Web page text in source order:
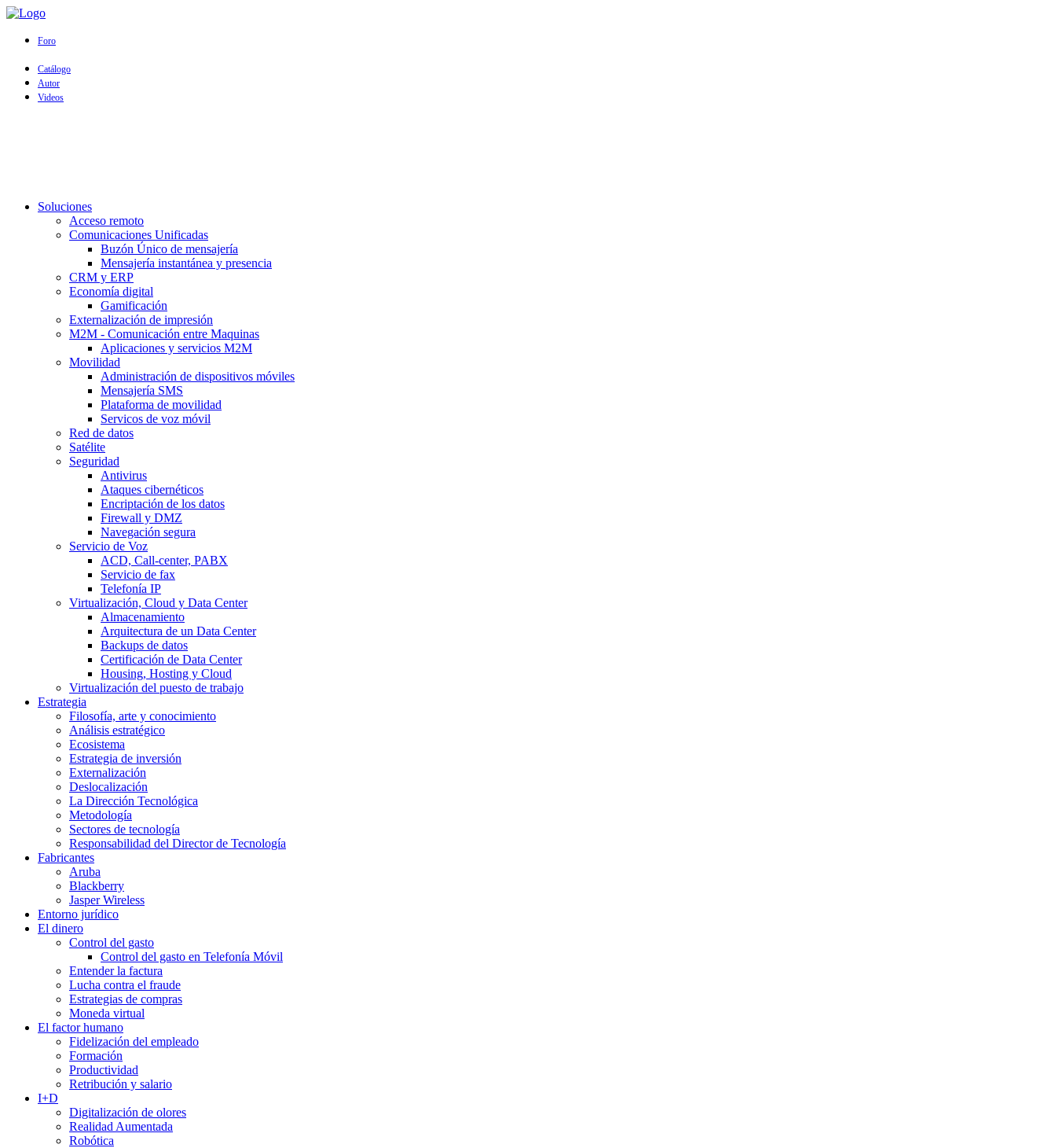
Foro
Catálogo
Autor
Videos
Soluciones
Acceso remoto
Comunicaciones Unificadas
Buzón Único de mensajería
Mensajería instantánea y presencia
CRM y ERP
Economía digital
Gamificación
Externalización de impresión
M2M - Comunicación entre Maquinas
Aplicaciones y servicios M2M
Movilidad
Administración de dispositivos móviles
Mensajería SMS
Plataforma de movilidad
Servicos de voz móvil
Red de datos
Satélite
Seguridad
Antivirus
Ataques cibernéticos
Encriptación de los datos
Firewall y DMZ
Navegación segura
Servicio de Voz
ACD, Call-center, PABX
Servicio de fax
Telefonía IP
Virtualización, Cloud y Data Center
Almacenamiento
Arquitectura de un Data Center
Backups de datos
Certificación de Data Center
Housing, Hosting y Cloud
Virtualización del puesto de trabajo
Estrategia
Filosofía, arte y conocimiento
Análisis estratégico
Ecosistema
Estrategia de inversión
Externalización
Deslocalización
La Dirección Tecnológica
Metodología
Sectores de tecnología
Responsabilidad del Director de Tecnología
Fabricantes
Aruba
Blackberry
Jasper Wireless
Entorno jurídico
El dinero
Control del gasto
Control del gasto en Telefonía Móvil
Entender la factura
Lucha contra el fraude
Estrategias de compras
Moneda virtual
El factor humano
Fidelización del empleado
Formación
Productividad
Retribución y salario
I+D
Digitalización de olores
Realidad Aumentada
Robótica